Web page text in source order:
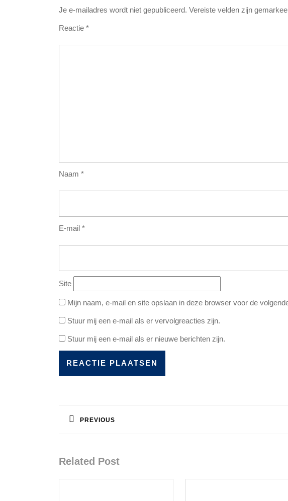
Je e-mailadres wordt niet gepubliceerd. Vereiste velden zijn
Reactie *
Naam *
E-mail *
Site
Mijn naam, e-mail en site opslaan in deze browser voor de
Stuur mij een e-mail als er vervolgreacties zijn.
Stuur mij een e-mail als er nieuwe berichten zijn.
navigatie
PREVIOUS
Related Post